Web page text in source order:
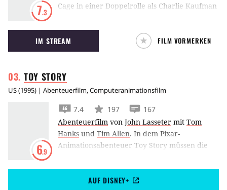
7.3
Cage in einer Doppelrolle als Charlie Kaufman
Schreibblockade des Drehbuchautors.
IM STREAM FILM VORMERKEN
TOY STORY
US(1995) | Abenteuerfilm,Computeranimationsfilm
6.9
7.4 197
167
Abenteuerfilm von John Lasseter mit Tom
Hanks und Tim Allen. In dem Pixar-
Animationsabenteuer Toy Story müssen die
Konkurrent Buzz Lightyear gefährliche
Abenteuer bestehen.
AUF DISNEY+